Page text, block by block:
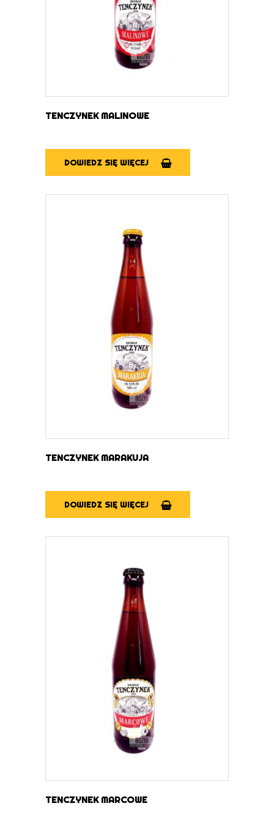
TENCZYNEK MALINOWE
DOWIEDZ SIĘ WIĘCEJ
DOWIEDZ SIĘ WIĘCEJ
TENCZYNEK MARAKUJA
DOWIEDZ SIĘ WIĘCEJ
DOWIEDZ SIĘ WIĘCEJ
TENCZYNEK MARCOWE